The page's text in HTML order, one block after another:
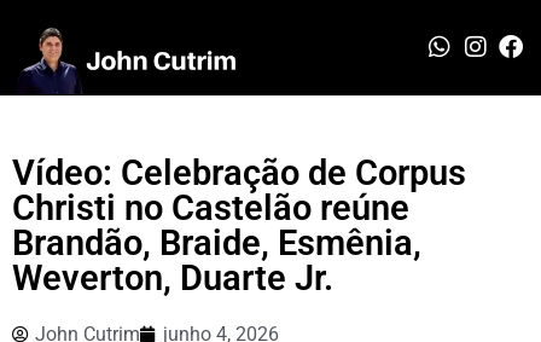
Vídeo: Celebração de Corpus
Christi no Castelão reúne
Brandão, Braide, Esmênia,
Weverton, Duarte Jr.
John Cutrim junho 4, 2026